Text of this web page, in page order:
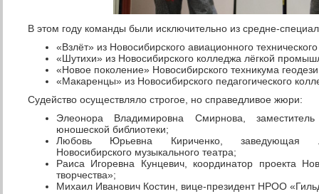
В этом году команды были исключительно из средне-
«Взлёт» из Новосибирского авиационного
«Шутихи» из Новосибирского колледжа лёгкой
«Новое поколение» Новосибирского техникума
«Макаренцы» из Новосибирского педагогического
Судейство осуществляло строгое, но справедливое жюри:
Элеонора Владимировна Смирнова,
юношеской библиотеки;
Любовь Юрьевна Кириченко, заведующая
Новосибирского музыкального театра;
Раиса Игоревна Кунцевич, координатор проекта
творчества»;
Михаил Иванович Костин, вице-президент НРОО